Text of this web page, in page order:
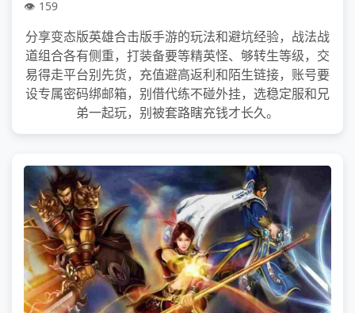
159
分享变态版英雄合击版手游的玩法和避坑经验，战法战
道组合各有侧重，打装备要等精英怪、够转生等级，交
易得走平台别先货，充值避高返利和陌生链接，账号要
设专属密码绑邮箱，别借代练不碰外挂，选稳定服和兄
弟一起玩，别被套路瞎充钱才长久。